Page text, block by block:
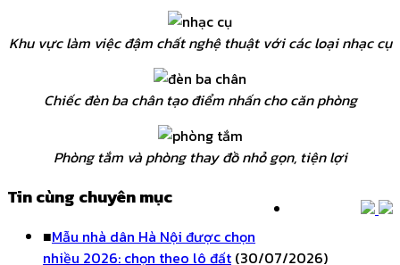
Khu vực làm việc đậm chất nghệ thuật với các loại nhạc cụ
Chiếc đèn ba chân tạo điểm nhấn cho căn phòng
Phòng tắm và phòng thay đồ nhỏ gọn, tiện lợi
Tin cùng chuyên mục
■Mẫu nhà dân Hà Nội được chọn
nhiều 2026: chọn theo lô đất (30/07/2026)